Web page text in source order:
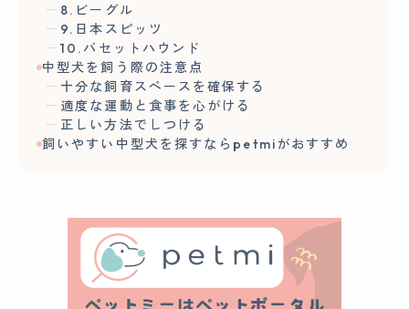
8.ビーグル
9.日本スピッツ
10.バセットハウンド
中型犬を飼う際の注意点
十分な飼育スペースを確保する
適度な運動と食事を心がける
正しい方法でしつける
飼いやすい中型犬を探すならpetmiがおすすめ